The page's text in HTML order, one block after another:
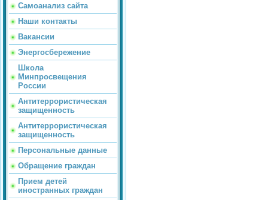
Самоанализ сайта
Наши контакты
Вакансии
Энергосбережение
Школа
Минпросвещения
России
Антитеррористическая
защищенность
Антитеррористическая
защищенность
Персональные данные
Обращение граждан
Прием детей
иностранных граждан